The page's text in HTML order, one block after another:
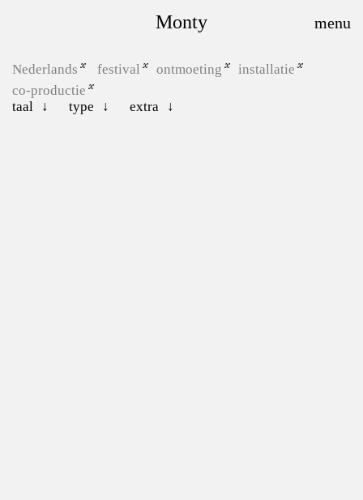
Monty
Nederlands festival ontmoeting
installatie
co-productie
taal
type extra